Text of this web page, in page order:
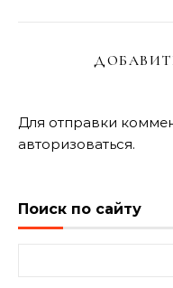
Для отправки
авторизоваться.
Поиск по сайту